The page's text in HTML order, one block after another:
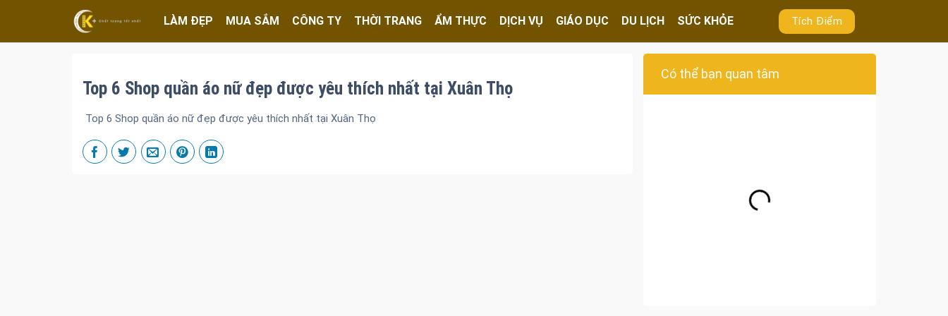
LÀM ĐẸP MUA SẮM CÔNG TY THỜI TRANG ẨM THỰC DỊCH VỤ GIÁO DỤC DU LỊCH SỨC KHỎE Tích Điểm
Top 6 Shop quần áo nữ đẹp được yêu thích nhất tại Xuân Thọ
Top 6 Shop quần áo nữ đẹp được yêu thích nhất tại Xuân Thọ
Có thể bạn quan tâm